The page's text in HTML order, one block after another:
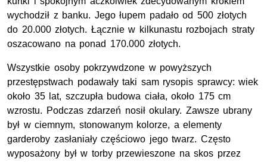
wychodził z banku. Jego łupem padało od 500 złotych
do 20.000 złotych. Łącznie w kilkunastu rozbojach straty
oszacowano na ponad 170.000 złotych.
Wszystkie osoby pokrzywdzone w powyższych
przestępstwach podawały taki sam rysopis sprawcy: wiek
około 35 lat, szczupła budowa ciała, około 175 cm
wzrostu. Podczas zdarzeń nosił okulary. Zawsze ubrany
był w ciemnym, stonowanym kolorze, a elementy
garderoby zasłaniały częściowo jego twarz. Często
wyposażony był w torby przewieszone na skos przez